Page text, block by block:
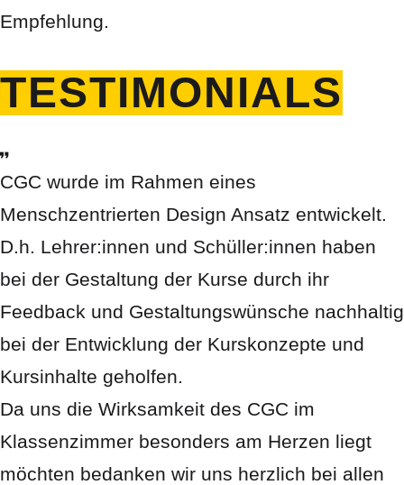
Empfehlung.
TESTIMONIALS
CGC wurde im Rahmen eines
Menschzentrierten Design Ansatz entwickelt.
D.h. Lehrer:innen und Schüller:innen haben
bei der Gestaltung der Kurse durch ihr
Feedback und Gestaltungswünsche nachhaltig
bei der Entwicklung der Kurskonzepte und
Kursinhalte geholfen.
Da uns die Wirksamkeit des CGC im
Klassenzimmer besonders am Herzen liegt
möchten bedanken wir uns herzlich bei allen